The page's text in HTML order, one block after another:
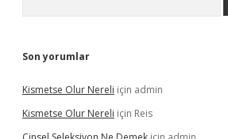
Son yorumlar
Kismetse Olur Nereli için admin
Kismetse Olur Nereli için Reis